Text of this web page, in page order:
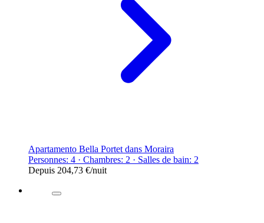
Apartamento Bella Portet dans Moraira
Personnes: 4 · Chambres: 2 · Salles de bain: 2
Depuis 204,73 €/nuit